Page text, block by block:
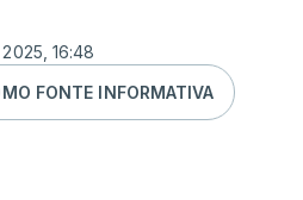
16:48
FONTE INFORMATIVA